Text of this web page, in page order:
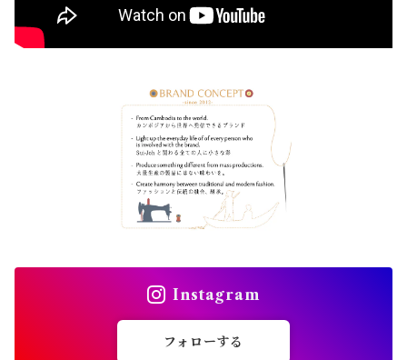
Instagram
フォローする